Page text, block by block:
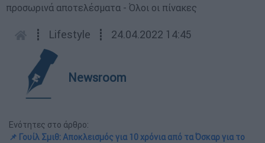
προσωρινά αποτελέσματα - Όλοι οι πίνακες
┋ Lifestyle ┋ 24.04.2022 14:45
Newsroom
Ενότητες στο άρθρο:
📌 Γουίλ Σμιθ: Αποκλεισμός για 10 χρόνια από τα Όσκαρ για το